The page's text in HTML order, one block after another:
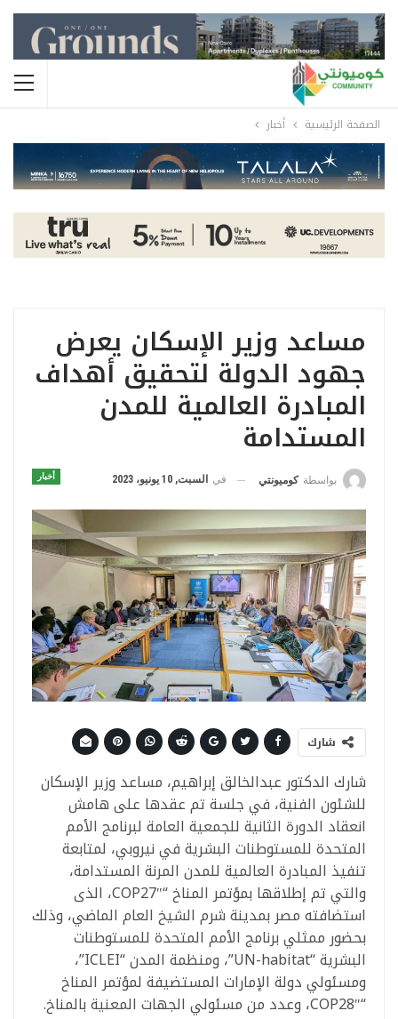
الصفحة الرئيسية أخبار
مساعد وزير الإسكان يعرض
جهود الدولة لتحقيق أهداف
المبادرة العالمية للمدن
المستدامة
أخبار بواسطة كوميونتي في السبت, 10 يونيو، 2023
شارك
شارك الدكتور عبدالخالق إبراهيم، مساعد وزير الإسكان
للشئون الفنية، في جلسة تم عقدها على هامش
انعقاد الدورة الثانية للجمعية العامة لبرنامج الأمم
المتحدة للمستوطنات البشرية في نيروبي، لمتابعة
تنفيذ المبادرة العالمية للمدن المرنة المستدامة،
والتي تم إطلاقها بمؤتمر المناخ “COP27″، الذى
استضافته مصر بمدينة شرم الشيخ العام الماضي، وذلك
بحضور ممثلي برنامج الأمم المتحدة للمستوطنات
البشرية “UN-habitat”، ومنظمة المدن “ICLEI”،
ومسئولي دولة الإمارات المستضيفة لمؤتمر المناخ
“COP28″، وعدد من مسئولي الجهات المعنية بالمناخ.